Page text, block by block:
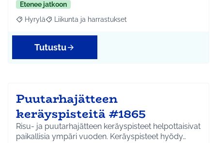
Etenee jatkoon
Rajaa tulokset aihepiirin mukaan: Hyrylä
Hyrylä Rajaa tulokset teeman mukaan: Liikunta ja
Liikunta ja harrastukset
Tutustu
Puutarhajätteen
keräyspisteitä #1865
Risu- ja puutarhajätteen keräyspisteet helpottaisivat
paikallisia ympäri vuoden. Keräyspisteet hyödy…